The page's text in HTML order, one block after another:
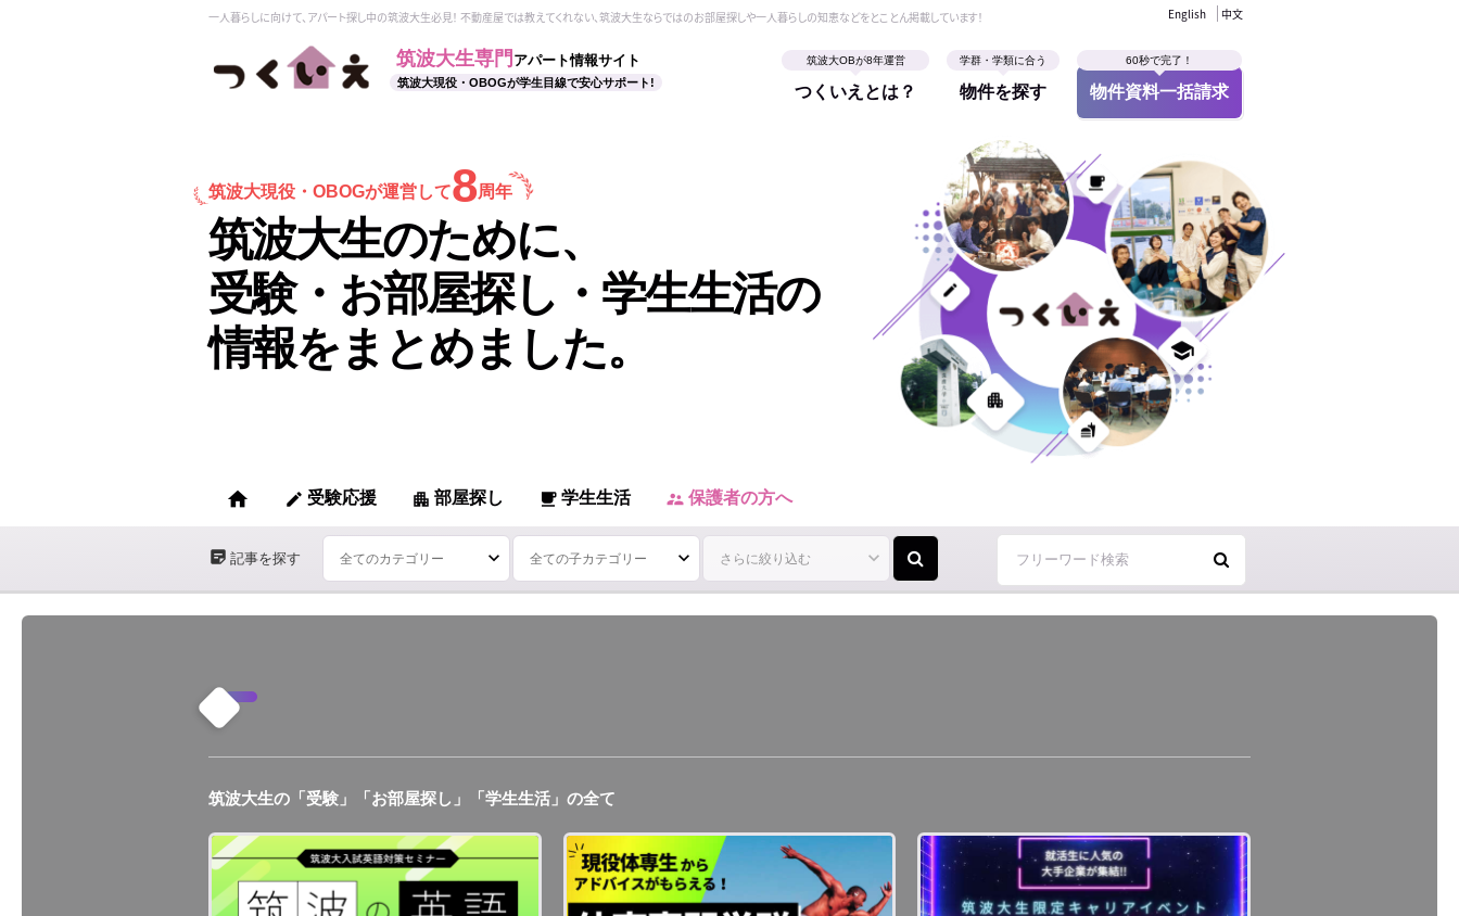
一人暮らしに向けて、アパート探し中の筑波大生必見！ 不動産屋では教えてくれない、筑波大生ならではのお部屋探しや一人暮らしの知恵などをとことん掲載しています！ English 中文
筑波大生専門 アパート情報サイト
筑波大現役・OBOGが学生目線で安心サポート!
筑波大OBが8年運営
つくいえとは？
学群・学類に合う
物件を探す
60秒で完了！
物件資料一括請求
筑波大現役・ OBOGが運営して8周年
筑波大生のために、
受験・お部屋探し・学生生活の
情報をまとめました。
home edit 受験応援 apartment 部屋探し local_cafe 学生生活 supervisor_account 保護者の方へ
sticky_note_2 記事を探す
筑波大生の「受験」「お部屋探し」「学生生活」の全て